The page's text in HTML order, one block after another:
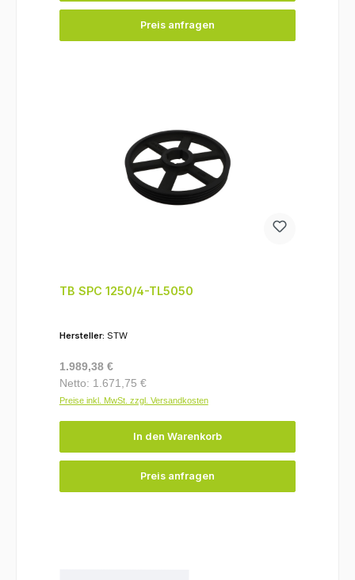
Preis anfragen
TB SPC 1250/4-TL5050
Hersteller: STW
Regulärer Preis:
1.989,38 €
Netto: 1.671,75 €
Preise inkl. MwSt. zzgl. Versandkosten
In den Warenkorb
Preis anfragen